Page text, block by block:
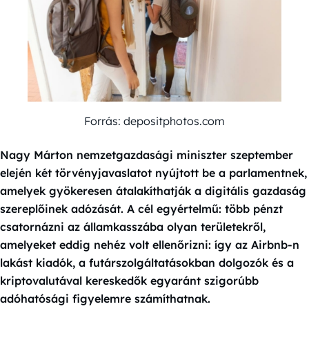
Forrás: depositphotos.com
Nagy Márton nemzetgazdasági miniszter szeptember
elején két törvényjavaslatot nyújtott be a parlamentnek,
amelyek gyökeresen átalakíthatják a digitális gazdaság
szereplőinek adózását. A cél egyértelmű: több pénzt
csatornázni az államkasszába olyan területekről,
amelyeket eddig nehéz volt ellenőrizni: így az Airbnb-n
lakást kiadók, a futárszolgáltatásokban dolgozók és a
kriptovalutával kereskedők egyaránt szigorúbb
adóhatósági figyelemre számíthatnak.